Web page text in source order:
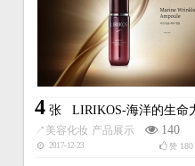
4 张 LIRIKOS-海洋的生命
↗ 美容化妆 产品展示 140
2017-12-23 赞 180